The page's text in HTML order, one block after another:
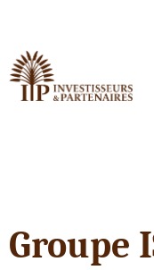
Groupe